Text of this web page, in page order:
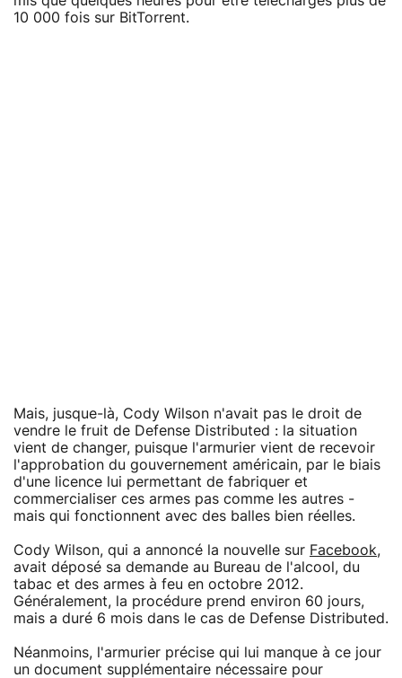
10 000 fois sur BitTorrent.
Mais, jusque-là, Cody Wilson n'avait pas le droit de
vendre le fruit de Defense Distributed : la situation
vient de changer, puisque l'armurier vient de recevoir
l'approbation du gouvernement américain, par le biais
d'une licence lui permettant de fabriquer et
commercialiser ces armes pas comme les autres -
mais qui fonctionnent avec des balles bien réelles.
Cody Wilson, qui a annoncé la nouvelle sur Facebook,
avait déposé sa demande au Bureau de l'alcool, du
tabac et des armes à feu en octobre 2012.
Généralement, la procédure prend environ 60 jours,
mais a duré 6 mois dans le cas de Defense Distributed.
Néanmoins, l'armurier précise qui lui manque à ce jour
un document supplémentaire nécessaire pour